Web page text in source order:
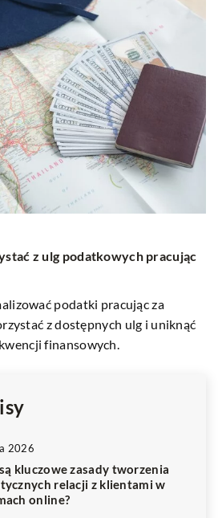
jako wsparcie w rozwoju
planszowe mogą wspierać
dzieci. Poznaj korzyści
zabawy w rodzinnym gronie.
2026
kluczowe zasady tworzenia
relacji z klientami w
online?